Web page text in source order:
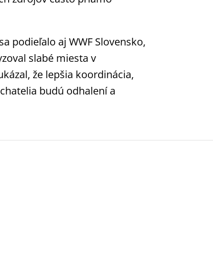
podieľalo aj WWF Slovensko,
slabé miesta v
že lepšia koordinácia,
budú odhalení a